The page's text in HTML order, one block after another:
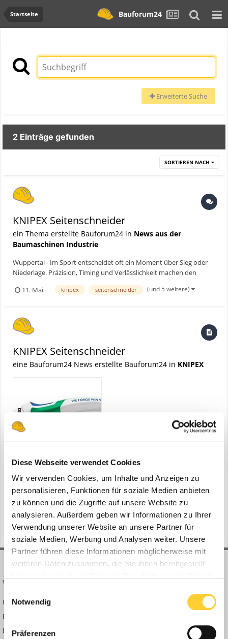
Diese Webseite verwendet Cookies
Wir verwenden Cookies, um Inhalte und Anzeigen zu
personalisieren, Funktionen für soziale Medien anbieten
zu können und die Zugriffe auf unsere Website zu
analysieren. Außerdem geben wir Informationen zu Ihrer
Verwendung unserer Website an unsere Partner für
soziale Medien, Werbung und Analysen weiter. Unsere
Partner führen diese Informationen möglicherweise mit
weiteren Daten zusammen, die Sie ihnen bereitgestellt
Notwendig
Präferenzen
Startseite Bauforum24
Erweiterte Suche
2 Einträge gefunden
SORTIEREN NACH
KNIPEX Seitenschneider
ein Thema erstellte Bauforum24 in News aus der
Baumaschinen Industrie
Wuppertal - Im Sport entscheidet oft ein Moment über Sieg oder
Niederlage. Präzision, Timing und Verlässlichkeit machen den
Unterschied. Genau diese Eigenschaften stehen auch im Zentrum
der neuen „We Forge Winners“-Sonderedition von KNIPEX. Der
11. Mai knipex seitenschneider (und 5 weitere)
KNIPEX Seitenschneider
eine Bauforum24 News erstellte Bauforum24 in KNIPEX
Wuppertal - Im Sport entscheidet oft ein Moment über Sieg oder
Niederlage. Präzision, Timing und Verlässlichkeit machen den
Unterschied. Genau diese Eigenschaften stehen auch im Zentrum
der neuen „We Forge Winners“-Sonderedition von KNIPEX. Der
Wuppertaler Zangenhersteller bringt im Sommer eine stre...
11. Mai knipex seitenschneider (und 5 weitere)
Bauforum24 News
Bauforum24 TV
BF24 Mediathek